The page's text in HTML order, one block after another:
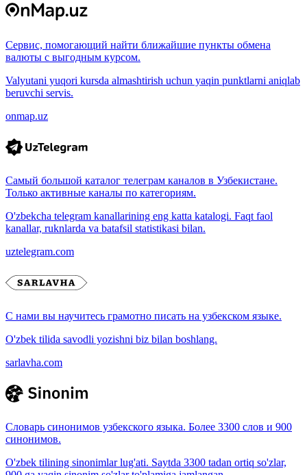
Сервис, помогающий найти ближайшие пункты обмена
валюты с выгодным курсом.
Valyutani yuqori kursda almashtirish uchun yaqin punktlarni aniqlab
beruvchi servis.
onmap.uz
Самый большой каталог телеграм каналов в Узбекистане.
Только активные каналы по категориям.
O'zbekcha telegram kanallarining eng katta katalogi. Faqt faol
kanallar, ruknlarda va batafsil statistikasi bilan.
uztelegram.com
С нами вы научитесь грамотно писать на узбекском языке.
O'zbek tilida savodli yozishni biz bilan boshlang.
sarlavha.com
Словарь синонимов узбекского языка. Более 3300 слов и 900
синонимов.
O'zbek tilining sinonimlar lug'ati. Saytda 3300 tadan ortiq so'zlar,